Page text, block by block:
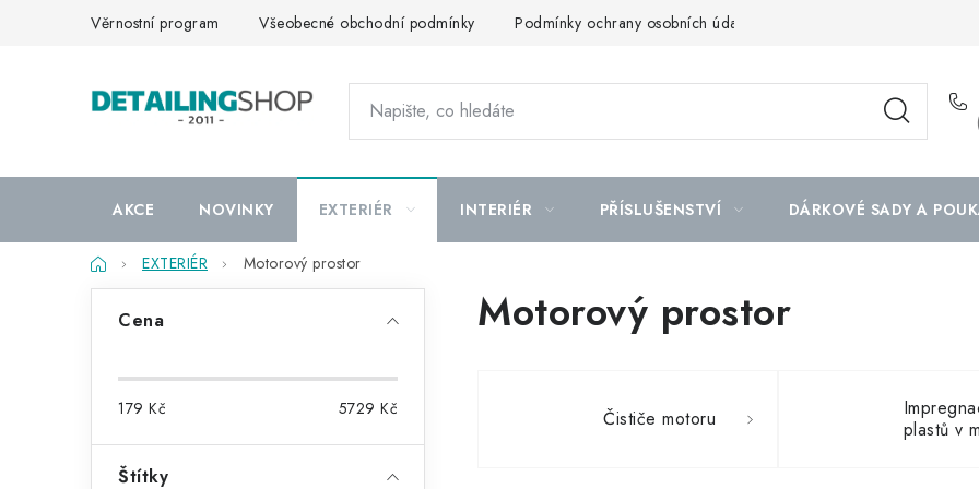
Věrnostní program Všeobecné obchodní podmínky Podmínky ochrany osobních údajů
AKCE NOVINKY EXTERIÉR INTERIÉR PŘÍSLUŠENSTVÍ DÁRKOVÉ SADY A
DomůEXTERIÉR Motorový prostor
t
Cena
179 Kč 5729 Kč
Štítky
Motorový prostor
Čističe motoru
plastů v